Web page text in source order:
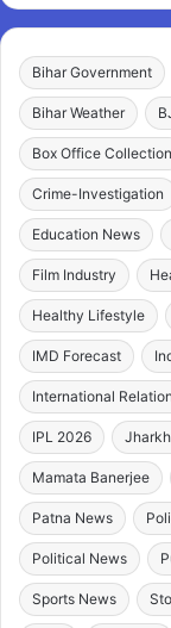
Bihar Government
Bihar Weather
Box Office Collection
Crime-Investigation
Education News
Film Industry
Healthy Lifestyle
IMD Forecast
International
IPL 2026
Mamata Banerjee
Patna News
Political News
Sports News